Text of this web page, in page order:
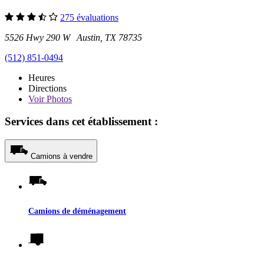
275 évaluations
5526 Hwy 290 W Austin, TX 78735
(512) 851-0494
Heures
Directions
VoirPhotos
Services dans cet établissement :
Camions à vendre
Camions de déménagement